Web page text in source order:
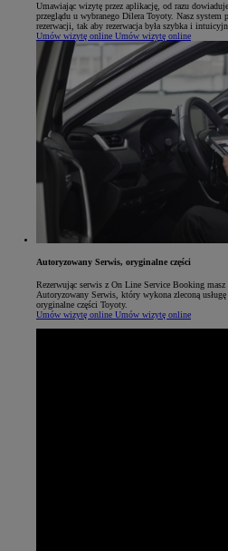
Umawiając wizytę przez aplikację, od razu
przeglądu u wybranego Dilera Toyoty. Nasz
rezerwacji, tak aby rezerwacja była szybka i
Umów wizytę online Umów wizytę online
Autoryzowany Serwis, oryginalne części
Rezerwując serwis z On Line Service Booking
Autoryzowany Serwis, który wykona zleconą
oryginalne części Toyoty.
Umów wizytę online Umów wizytę online